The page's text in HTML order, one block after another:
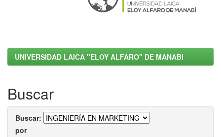
UNIVERSIDAD LAICA "ELOY ALFARO" DE MANABI
Buscar
Buscar:
por